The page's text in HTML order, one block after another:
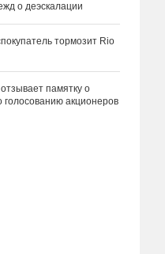
о деэскалации
тормозит Rio
памятку о
голосованию акционеров